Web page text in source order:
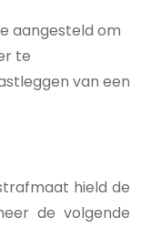
aangesteld om
te
van een
hield de
de volgende